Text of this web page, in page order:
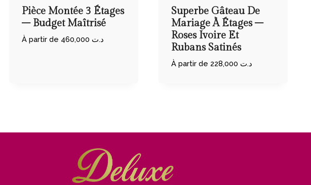
Pièce Montée 3 Étages
– Budget Maîtrisé
À partir de د.ت
Superbe Gâteau De
Mariage À Étages –
Roses Ivoire Et
Rubans Satinés
À partir de د.ت